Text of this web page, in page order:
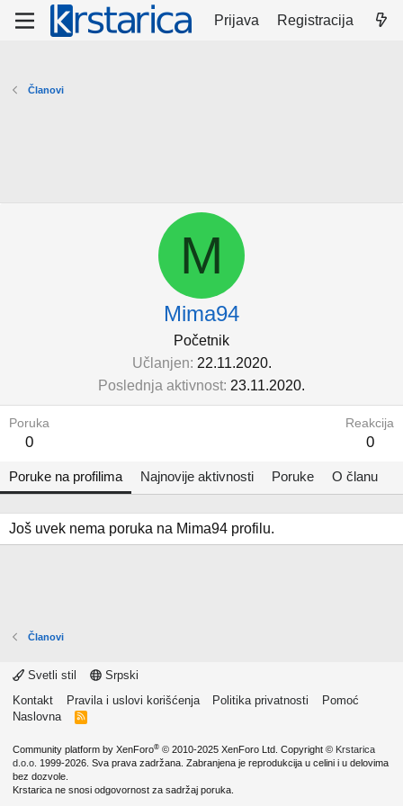
Prijava Registracija
Članovi
M
Mima94
Početnik
Učlanjen 22.11.2020.
Poslednja aktivnost 23.11.2020.
Poruka
0
Reakcija
0
Poruke na profilima Najnovije aktivnosti Poruke O članu
Još uvek nema poruka na Mima94 profilu.
Članovi
Svetli stil
Srpski
Kontakt
Pravila i uslovi korišćenja Politika privatnosti
Pomoć
Naslovna
R
Community platform by XenForo® © 2010-2025 XenForo Ltd. Copyright © Krstarica
d.o.o. 1999-2026. Sva prava zadržana. Zabranjena je reprodukcija u celini i u delovima
bez dozvole.
Krstarica ne snosi odgovornost za sadržaj poruka.